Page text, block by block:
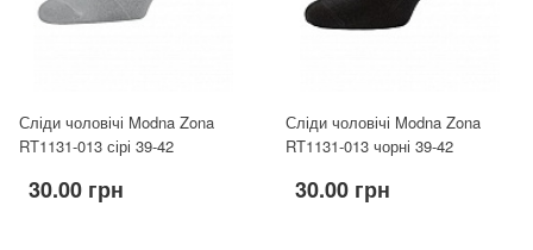
Сліди чоловічі Modna Zona
RT1131-013 сірі 39-42
30.00 грн
Сліди чоловічі Modna Zona
RT1131-013 чорні 39-42
30.00 грн